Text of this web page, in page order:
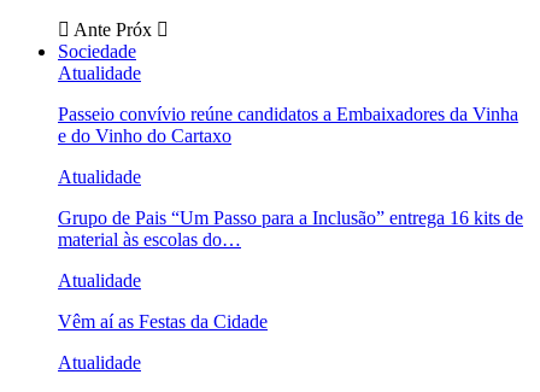
Ante Próx
Sociedade
Atualidade
Passeio convívio reúne candidatos a Embaixadores da Vinha
e do Vinho do Cartaxo
Atualidade
Grupo de Pais “Um Passo para a Inclusão” entrega 16 kits de
material às escolas do…
Atualidade
Vêm aí as Festas da Cidade
Atualidade